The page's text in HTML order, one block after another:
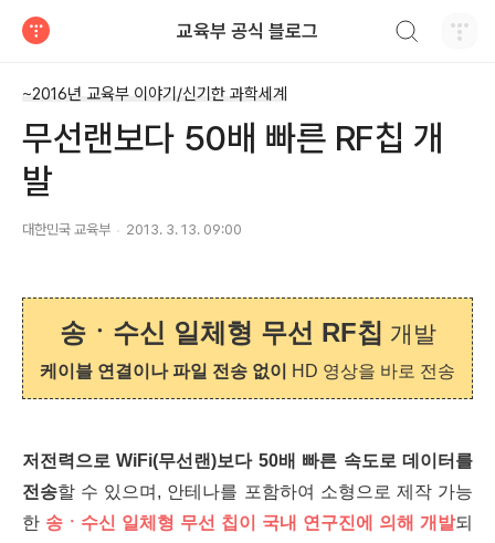
교육부 공식 블로그
~2016년 교육부 이야기/신기한 과학세계
무선랜보다 50배 빠른 RF칩 개
발
대한민국 교육부 2013. 3. 13. 09:00
송ㆍ수신 일체형 무선 RF칩 개발
케이블 연결이나 파일 전송 없이 HD 영상을 바로 전송
저전력으로 WiFi(무선랜)보다 50배 빠른 속도로 데이터를
전송할 수 있으며, 안테나를 포함하여 소형으로 제작 가능
한 송ㆍ수신 일체형 무선 칩이 국내 연구진에 의해 개발되